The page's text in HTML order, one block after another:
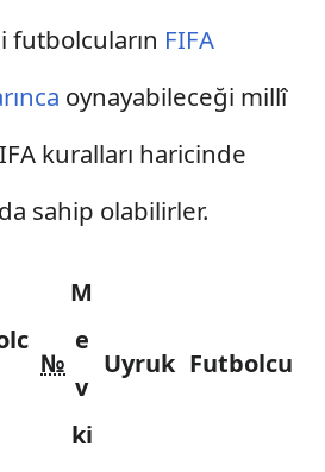
futbolcuların FIFA
oynayabileceği millî
kuralları haricinde
sahip olabilirler.
№
M
e
v
ki
Uyruk Futbolcu